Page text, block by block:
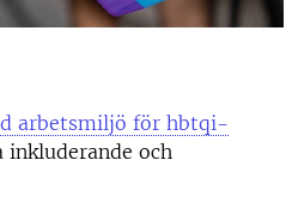
arbetsmiljö för hbtqi-
inkluderande och